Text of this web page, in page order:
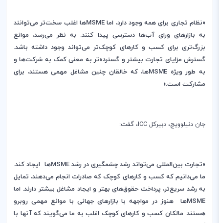
«نظام تجاری برای همه وجود دارد، اماMSMEها اغلب سخت‌تر می‌توانند
به بازارهای ورای آب‌ها دسترسی پیدا کنند. به نظر می‌رسد، موانع
بزرگ‌تری برای کسب و کارهای کوچک‌تر می‌تواند وجود داشته باشد.
گسترش مزایای تجارت بیشتر و گسترده‌تر به معنی کمک به شرکت‌ها و
به طور ویژه MSMEها، که خالقان چنین مشاغل مهمی هستند، برای
مشارکت است.»
جان دنیلوویچ، دبیرکل ICC، گفت:
«تجارت بین‌المللی می‌تواند رشد چشمگیری در رشدMSMEها ایجاد کند.
ما می‌دانیم که کسب و کارهای کوچک که صادرات انجام می‌دهند، تمایل
به رشد سریع‌تر، پرداخت حقوق‌های بهتر و ایجاد مشاغل بیشتر دارند. اما
MSMEها هنوز در مواجهه با بازارهای جهانی با موانع مهمی روبرو
هستند. مالکان کسب و کارهای کوچک اغلب به ما می‌گویند که آنها با